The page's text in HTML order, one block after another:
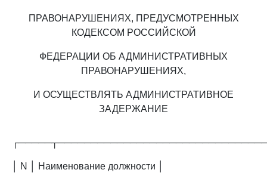
ПРАВОНАРУШЕНИЯХ, ПРЕДУСМОТРЕННЫХ
КОДЕКСОМ РОССИЙСКОЙ
ФЕДЕРАЦИИ ОБ АДМИНИСТРАТИВНЫХ
ПРАВОНАРУШЕНИЯХ,
И ОСУЩЕСТВЛЯТЬ АДМИНИСТРАТИВНОЕ
ЗАДЕРЖАНИЕ
│ N │ Наименование должности │